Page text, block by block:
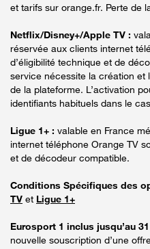
et tarifs sur orange.fr. Perte de
Netflix/Disney+/Apple TV :
réservée aux clients internet
d’éligibilité technique et de
service nécessite la création
de la plateforme. L’activation
identifiants habituels dans le
Ligue 1+ : valable en France
internet téléphone Orange TV
et de décodeur compatible.
Conditions Spécifiques des
TV et Ligue 1+
Eurosport 1 inclus jusqu’au
nouvelle souscription d’une